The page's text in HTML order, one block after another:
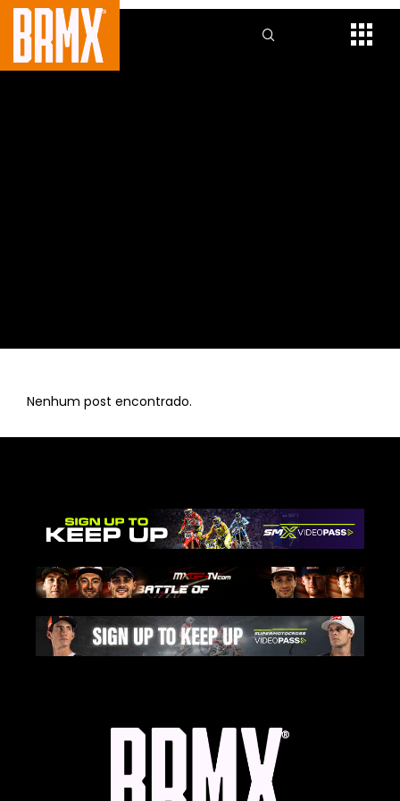
Nenhum post encontrado.